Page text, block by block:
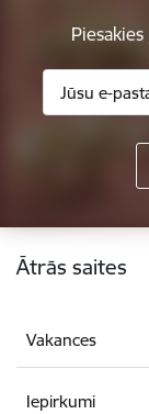
Kājene
Ātrās saites
Vakances
Iepirkumi